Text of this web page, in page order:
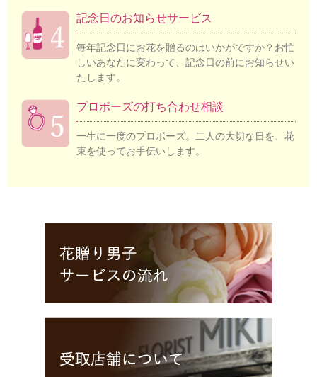
記念日のお知らせサービス
毎年記念日にお花を贈るのはいかがですか？お忙
しいあなたに変わって、記念日の前にお知らせい
たします。
プロポーズの打ち合わせ相談
一生に一度のプロポーズ。二人の大切な日を、花
束を使ってお手伝いします。